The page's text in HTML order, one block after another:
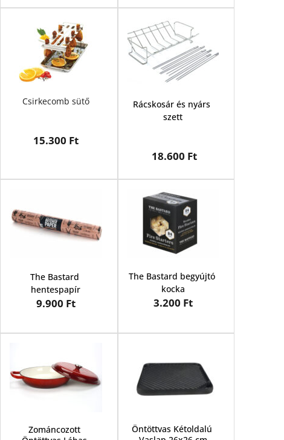
Csirkecomb sütő
15.300 Ft
Rácskosár és nyárs
szett
18.600 Ft
The Bastard
hentespapír
9.900 Ft
The Bastard begyújtó
kocka
3.200 Ft
Zománcozott
Öntöttvas Kétoldalú